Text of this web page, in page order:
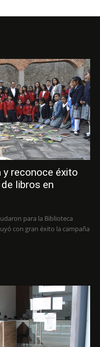
y reconoce éxito
libros en
para la Biblioteca